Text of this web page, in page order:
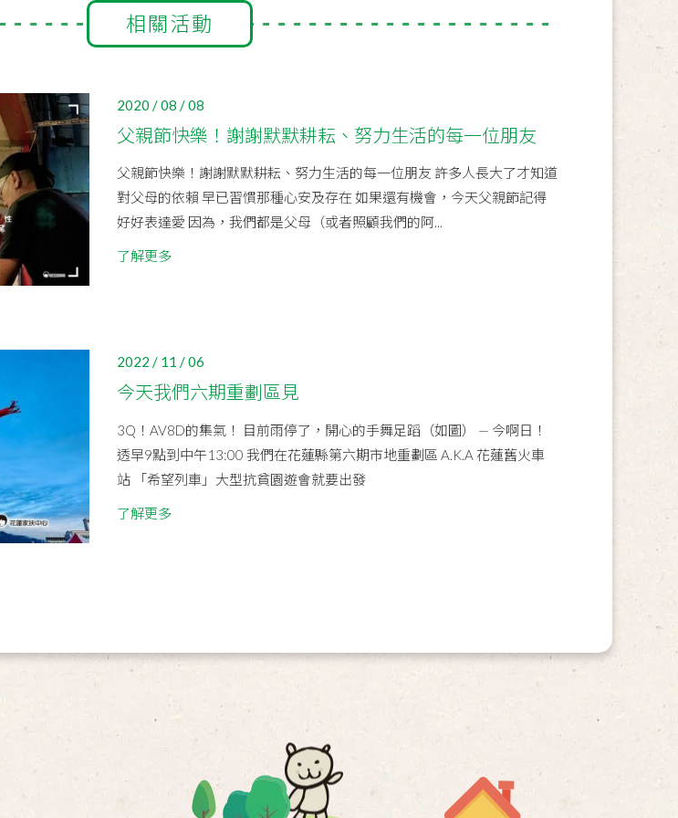
相關活動
2020 / 08 / 08
父親節快樂！謝謝默默耕耘、努力生活的每一位朋友
父親節快樂！謝謝默默耕耘、努力生活的每一位朋友 許多人長大了才知道
對父母的依賴 早已習慣那種心安及存在 如果還有機會，今天父親節記得
好好表達愛 因為，我們都是父母（或者照顧我們的阿...
了解更多
2022 / 11 / 06
今天我們六期重劃區見
3Q！AV8D的集氣！ 目前雨停了，開心的手舞足蹈（如圖） — 今啊日！
透早9點到中午13:00 我們在花蓮縣第六期市地重劃區 A.K.A 花蓮舊火車
站 「希望列車」大型抗貧園遊會就要出發
了解更多